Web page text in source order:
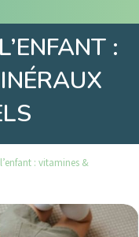
:
: vitamines &